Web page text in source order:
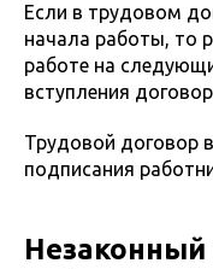
Если в трудовом
начала работы, то
работе на
вступления
Трудовой договор
подписания
Незаконный